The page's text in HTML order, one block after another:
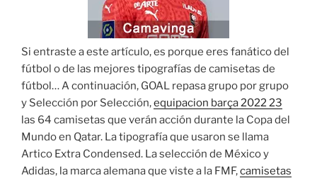
Si entraste a este artículo, es porque eres fanático del
fútbol o de las mejores tipografías de camisetas de
fútbol… A continuación, GOAL repasa grupo por grupo
y Selección por Selección,equipacion barça 2022 23
las 64 camisetas que verán acción durante la Copa del
Mundo en Qatar. La tipografía que usaron se llama
Artico Extra Condensed. La selección de México y
Adidas, la marca alemana que viste a la FMF,camisetas